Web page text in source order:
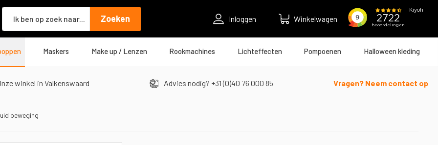
Zoeken Inloggen Winkelwagen
Maskers Make up / Lenzen Rookmachines Lichteffecten Pompoenen Halloween kleding
winkel in Valkenswaard Advies nodig? +31 (0)40 76 000 85 Vragen? Neem contact op
beweging